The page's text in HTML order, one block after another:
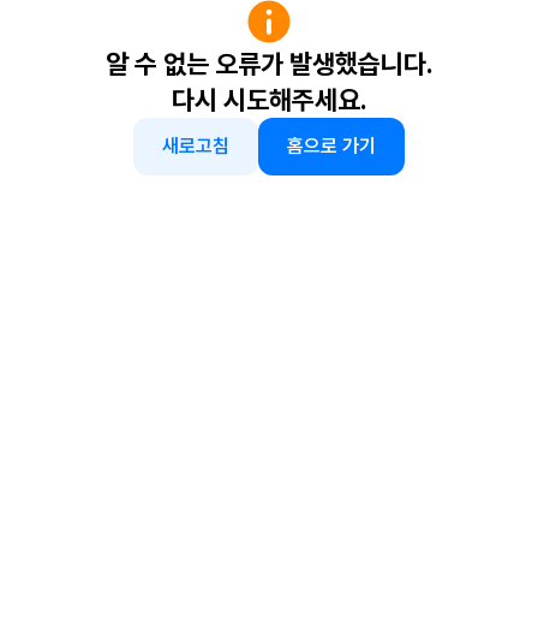
알 수 없는 오류가 발생했습니다.
다시 시도해주세요.
새로고침 홈으로 가기